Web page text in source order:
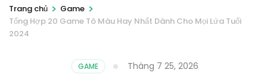
Trang chủ > Game >
Tổng Hợp 20 Game Tô Màu Hay Nhất Dành Cho Mọi Lứa Tuổi
2024
GAME Tháng 7 25, 2026